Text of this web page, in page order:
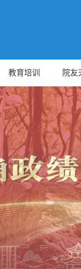
教育培训 院友